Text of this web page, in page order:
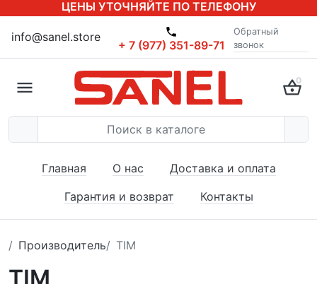
ЦЕНЫ УТОЧНЯЙТЕ ПО ТЕЛЕФОНУ
info@sanel.store
+ 7 (977) 351-89-71
Обратный
звонок
0
Главная О нас
Доставка и оплата
Гарантия и возврат
Контакты
Производитель TIM
TIM